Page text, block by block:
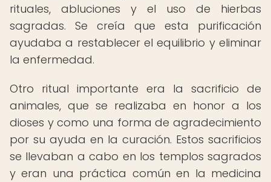
rituales, abluciones y el uso de hierbas
sagradas. Se creía que esta purificación
ayudaba a restablecer el equilibrio y eliminar
la enfermedad.
Otro ritual importante era la sacrificio de
animales, que se realizaba en honor a los
dioses y como una forma de agradecimiento
por su ayuda en la curación. Estos sacrificios
se llevaban a cabo en los templos sagrados
y eran una práctica común en la medicina